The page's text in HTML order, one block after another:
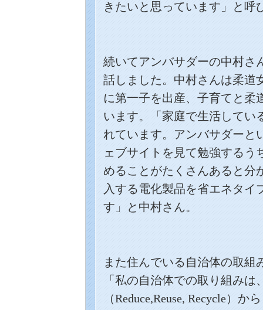
きたいと思っています」と呼
続いてアンバサダーの中村さ
話しました。中村さんは柔道
に第一子を出産、子育てと柔
います。「家庭で生活してい
れています。アンバサダーと
ェブサイトを見て勉強するう
めることがたくさんあると分
入する電化製品を省エネタイ
す」と中村さん。
また住んでいる自治体の取組
「私の自治体での取り組みは
（Reduce,Reuse, Recycle）か